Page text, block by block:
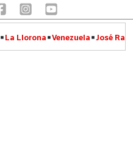
La Llorona Venezuela José